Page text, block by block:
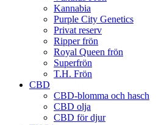
Kannabia
Purple City Genetics
Privat reserv
Ripper frön
Royal Queen frön
Superfrön
T.H. Frön
CBD
CBD-blomma och hasch
CBD olja
CBD för djur